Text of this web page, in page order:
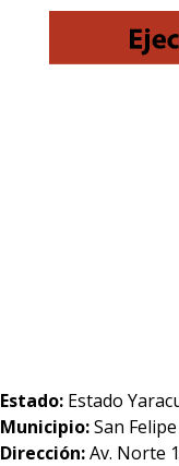
Estado: Estado
Municipio:San Felipe
Dirección:Av. Norte